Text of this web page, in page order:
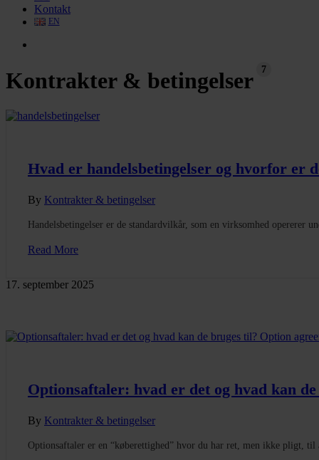
Kontakt
EN
Kontrakter & betingelser 7
Hvad er handelsbetingelser og hvorfor er
By Kontrakter & betingelser
Handelsbetingelser er de standardvilkår, som en virksomhed opererer
Read More
17. september 2025
Optionsaftaler: hvad er det og hvad kan
By Kontrakter & betingelser
Optionsaftaler er en “køberettighed” hvor du har ret, men ikke pligt, til